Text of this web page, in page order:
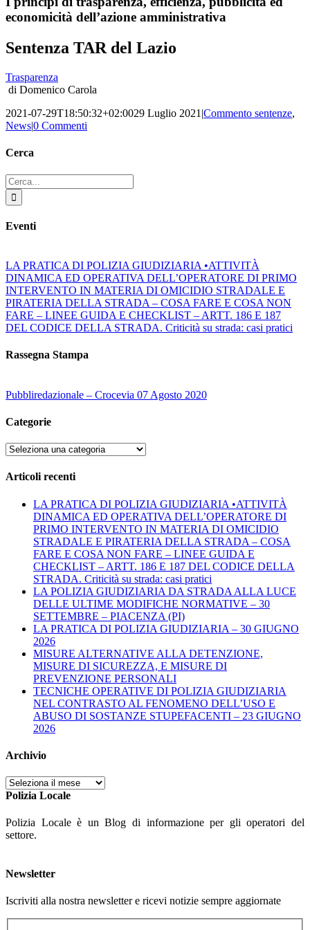
economicità dell’azione amministrativa
Sentenza TAR del Lazio
Trasparenza
di Domenico Carola
2021-07-29T18:50:32+02:0029 Luglio 2021 |Commento sentenze,
News|0 Commenti
Cerca
Cerca
per:
Eventi
LA PRATICA DI POLIZIA GIUDIZIARIA •ATTIVITÀ
DINAMICA ED OPERATIVA DELL’OPERATORE DI PRIMO
INTERVENTO IN MATERIA DI OMICIDIO STRADALE E
PIRATERIA DELLA STRADA – COSA FARE E COSA NON
FARE – LINEE GUIDA E CHECKLIST – ARTT. 186 E 187
DEL CODICE DELLA STRADA. Criticità su strada: casi pratici
Rassegna Stampa
Pubbliredazionale – Crocevia 07 Agosto 2020
Categorie
Categorie
Articoli recenti
LA PRATICA DI POLIZIA GIUDIZIARIA •ATTIVITÀ
DINAMICA ED OPERATIVA DELL’OPERATORE DI
PRIMO INTERVENTO IN MATERIA DI OMICIDIO
STRADALE E PIRATERIA DELLA STRADA – COSA
FARE E COSA NON FARE – LINEE GUIDA E
CHECKLIST – ARTT. 186 E 187 DEL CODICE DELLA
STRADA. Criticità su strada: casi pratici
LA POLIZIA GIUDIZIARIA DA STRADA ALLA LUCE
DELLE ULTIME MODIFICHE NORMATIVE – 30
SETTEMBRE – PIACENZA (PI)
LA PRATICA DI POLIZIA GIUDIZIARIA – 30 GIUGNO
2026
MISURE ALTERNATIVE ALLA DETENZIONE,
MISURE DI SICUREZZA, E MISURE DI
PREVENZIONE PERSONALI
TECNICHE OPERATIVE DI POLIZIA GIUDIZIARIA
NEL CONTRASTO AL FENOMENO DELL’USO E
ABUSO DI SOSTANZE STUPEFACENTI – 23 GIUGNO
2026
Archivio
Archivio
Polizia Locale
Polizia Locale è un Blog di informazione per gli operatori del
settore.
Newsletter
Iscriviti alla nostra newsletter e ricevi notizie sempre aggiornate